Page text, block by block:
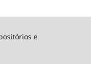
e